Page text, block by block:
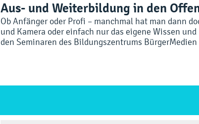
Aus- und Weiterbildung in den
Ob Anfänger oder Profi – manchmal hat man dann
und Kamera oder einfach nur das eigene Wissen
den Seminaren des Bildungszentrums